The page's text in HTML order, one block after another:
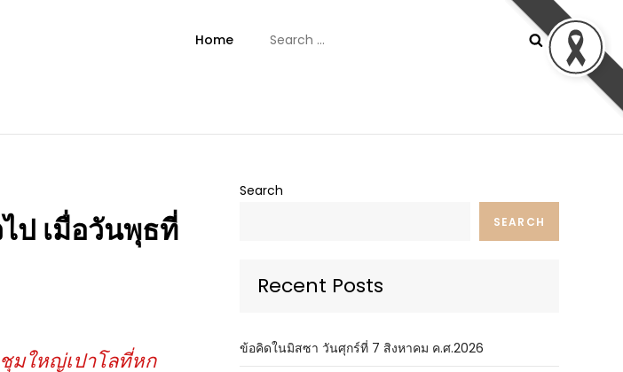
Home
for:
ไป เมื่อวันพุธที่
มใหญ่เปาโลที่หก
Search
SEARCH
Recent Posts
ข้อคิดในมิสซา วันศุกร์ที่ 7 สิงหาคม ค.ศ.2026